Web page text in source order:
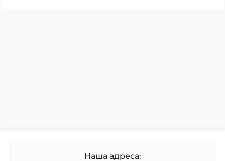
Наша адреса: